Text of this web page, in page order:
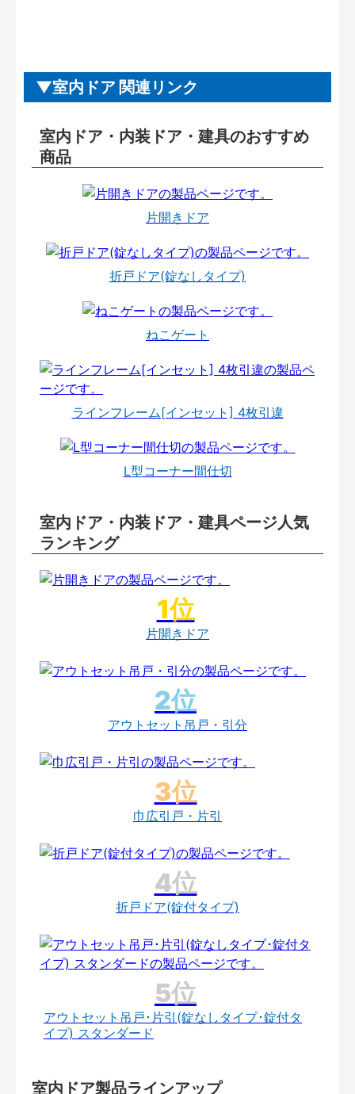
室内ドア 関連リンク
室内ドア・内装ドア・建具のおすすめ
商品
片開きドア
折戸ドア(錠なしタイプ)
ねこゲート
ラインフレーム[インセット] 4枚引違
L型コーナー間仕切
室内ドア・内装ドア・建具ページ人気
ランキング
片開きドア
アウトセット吊戸・引分
巾広引戸・片引
折戸ドア(錠付タイプ)
アウトセット吊戸･片引(錠なしタイプ･錠付タ
イプ) スタンダード
室内ドア製品ラインアップ